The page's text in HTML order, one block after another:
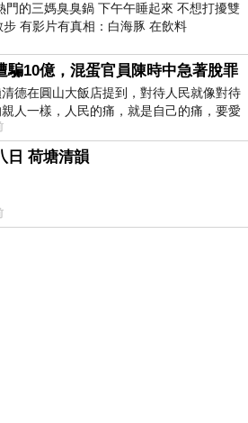
門的三媽臭臭鍋 下午午睡起來 不想打擾雙
有影片有真相：白海豚 在飲料
騙10億，混蛋官員陳時中急著脫罪
德在圓山大飯店提到，對待人民就像對待
親人一樣，人民的痛，就是自己的痛，要愛
說的這麼好聽，實際上根本沒做
日 荷塘清韻